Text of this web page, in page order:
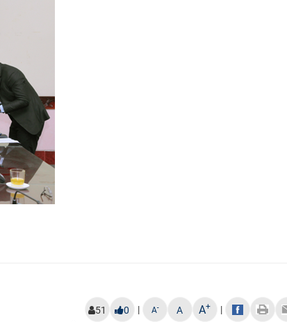
51 0 | A- A A+ |